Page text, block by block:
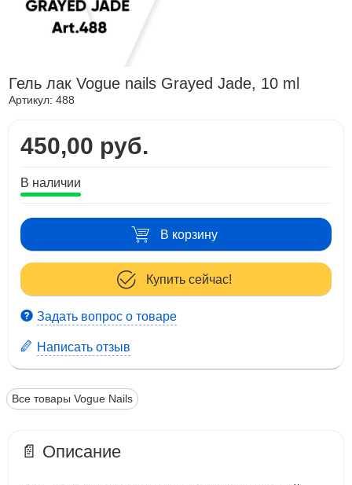
Гель лак Vogue nails Grayed Jade, 10 ml
Артикул:488
450,00 руб.
В наличии
В корзину
Купить сейчас!
Задать вопрос о товаре
Написать отзыв
Все товары Vogue Nails
📄 Описание